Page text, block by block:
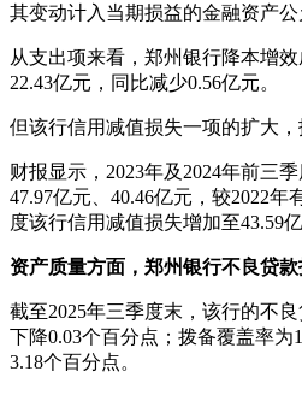
其变动计入当期损益的金融资产公
从支出项来看，郑州银行降本增
22.43亿元，同比减少0.56亿元。
但该行信用减值损失一项的扩大，
财报显示，2023年及2024年前三
47.97亿元、40.46亿元，较2022年
度该行信用减值损失增加至43.59
资产质量方面，郑州银行不良贷款
截至2025年三季度末，该行的不
下降0.03个百分点；拨备覆盖率为
3.18个百分点。